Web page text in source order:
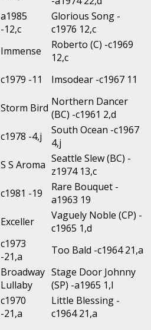
a1985
-12,c
Glorious Song -
c1976 12,c
Immense
Roberto (C) -c1969
12,c
c1979 -11
Imsodear -c1967 11
Storm Bird Northern Dancer
(BC) -c1961 2,d
c1978 -4,j
South Ocean -c1967
4,j
S S Aroma Seattle Slew (BC) -
z1974 13,c
c1981 -19
Rare Bouquet -
a1963 19
Exceller
Vaguely Noble (CP) -
c1965 1,d
c1973
-21,a
Too Bald -c1964 21,a
Broadway
Lullaby
Stage Door Johnny
(SP) -a1965 1,l
c1970
-21,a
Little Blessing -
c1964 21,a